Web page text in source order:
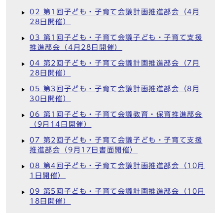
02 第1回子ども・子育て会議計画推進部会（4月
28日開催）
03 第1回子ども・子育て会議子ども・子育て支援
推進部会（4月28日開催）
04 第2回子ども・子育て会議計画推進部会（7月
28日開催）
05 第3回子ども・子育て会議計画推進部会（8月
30日開催）
06 第1回子ども・子育て会議教育・保育推進部会
（9月14日開催）
07 第2回子ども・子育て会議子ども・子育て支援
推進部会（9月17日書面開催）
08 第4回子ども・子育て会議計画推進部会（10月
1日開催）
09 第5回子ども・子育て会議計画推進部会（10月
18日開催）